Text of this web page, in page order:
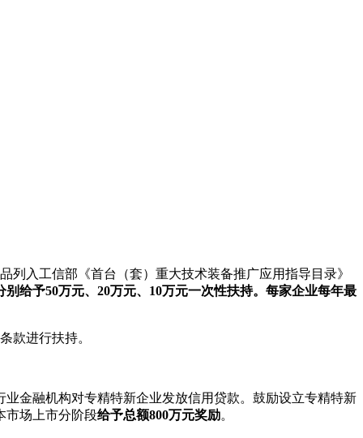
入工信部《首台（套）重大技术装备推广应用指导目录》
别给予50万元、20万元、10万元一次性扶持。每家企业每年最
款进行扶持。
金融机构对专精特新企业发放信用贷款。鼓励设立专精特新
市场上市分阶段给予总额800万元奖励。